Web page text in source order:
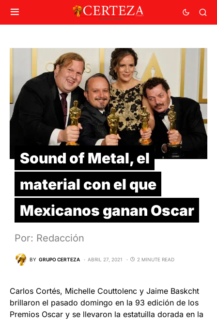
Sound of Metal, el
material con el que
Mexicanos ganan Oscar
Por: Redacción
BY GRUPO CERTEZA ABRIL 27, 2021 2 MINUTE READ
Carlos Cortés, Michelle Couttolenc y Jaime Baskcht
brillaron el pasado domingo en la 93 edición de los
Premios Oscar y se llevaron la estatuilla dorada en la